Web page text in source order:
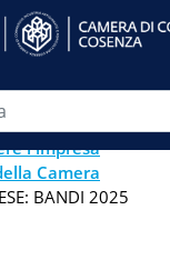
al
principale
l'impresa
Camera
BANDI 2025